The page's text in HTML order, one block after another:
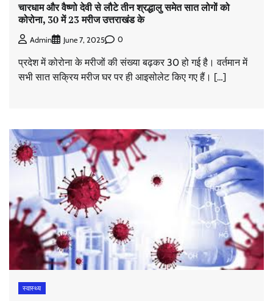
चारधाम और वैष्णो देवी से लौटे तीन श्रद्धालु समेत सात लोगों को
कोरोना, 30 में 23 मरीज उत्तराखंड के
Admin June 7, 2025 0
प्रदेश में कोरोना के मरीजों की संख्या बढ़कर 30 हो गई है। वर्तमान में
सभी सात सक्रिय मरीज घर पर ही आइसोलेट किए गए हैं। […]
स्वास्थ्य